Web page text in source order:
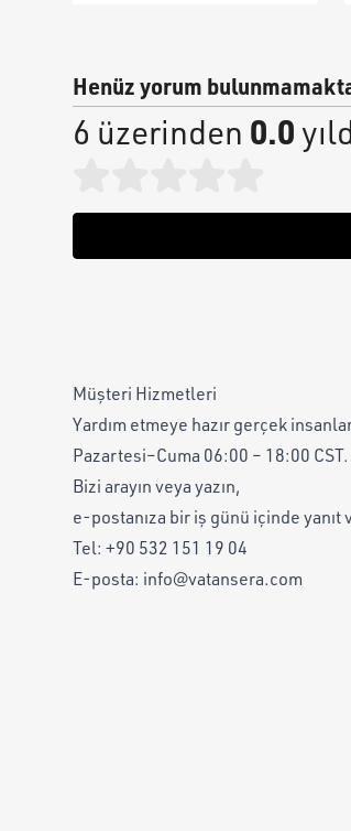
Henüz yorum
6 üzerinden 0.0
Müşteri Hizmetleri
Yardım etmeye hazır gerçek
Pazartesi–Cuma 06:00 – 18:00 CST.
Bizi arayın veya yazın,
e-postanıza bir iş günü içinde yanıt
Tel: +90 532 151 19 04
E-posta: info@vatansera.com